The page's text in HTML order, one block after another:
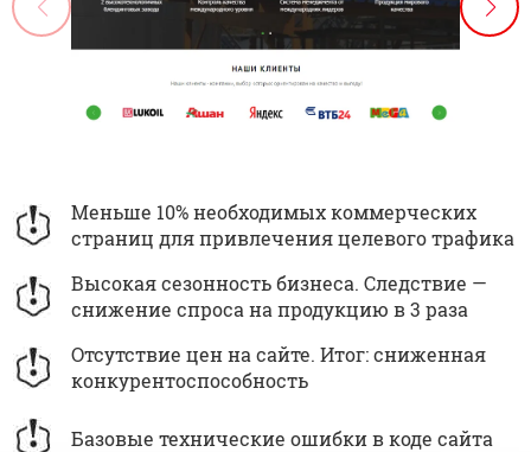
Меньше 10% необходимых коммерческих
страниц для привлечения целевого трафика
Высокая сезонность бизнеса. Следствие —
снижение спроса на продукцию в 3 раза
Отсутствие цен на сайте. Итог: сниженная
конкурентоспособность
Базовые технические ошибки в коде сайта